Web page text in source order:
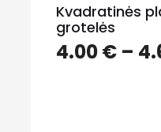
Kvadratinės
grotelės
4.00€ –